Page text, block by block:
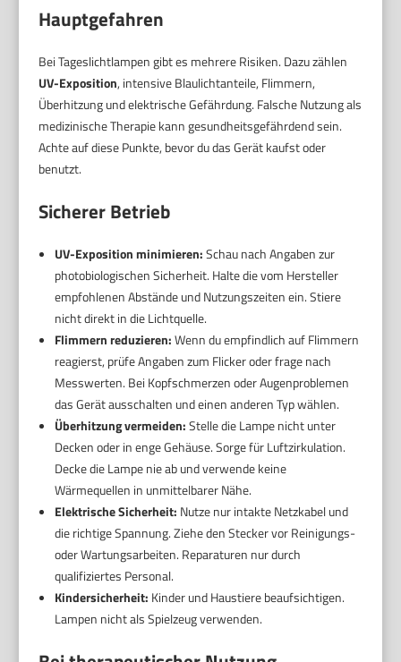
Hauptgefahren
Bei Tageslichtlampen gibt es mehrere Risiken. Dazu zählen
UV-Exposition, intensive Blaulichtanteile, Flimmern,
Überhitzung und elektrische Gefährdung. Falsche Nutzung als
medizinische Therapie kann gesundheitsgefährdend sein.
Achte auf diese Punkte, bevor du das Gerät kaufst oder
benutzt.
Sicherer Betrieb
UV-Exposition minimieren:Schau nach Angaben zur
photobiologischen Sicherheit. Halte die vom Hersteller
empfohlenen Abstände und Nutzungszeiten ein. Stiere
nicht direkt in die Lichtquelle.
Flimmern reduzieren:Wenn du empfindlich auf Flimmern
reagierst, prüfe Angaben zum Flicker oder frage nach
Messwerten. Bei Kopfschmerzen oder Augenproblemen
das Gerät ausschalten und einen anderen Typ wählen.
Überhitzung vermeiden:Stelle die Lampe nicht unter
Decken oder in enge Gehäuse. Sorge für Luftzirkulation.
Decke die Lampe nie ab und verwende keine
Wärmequellen in unmittelbarer Nähe.
Elektrische Sicherheit: Nutze nur intakte Netzkabel und
die richtige Spannung. Ziehe den Stecker vor Reinigungs-
oder Wartungsarbeiten. Reparaturen nur durch
qualifiziertes Personal.
Kindersicherheit: Kinder und Haustiere beaufsichtigen.
Lampen nicht als Spielzeug verwenden.